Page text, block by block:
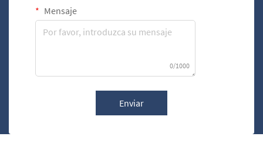
Mensaje
0/1000
Enviar